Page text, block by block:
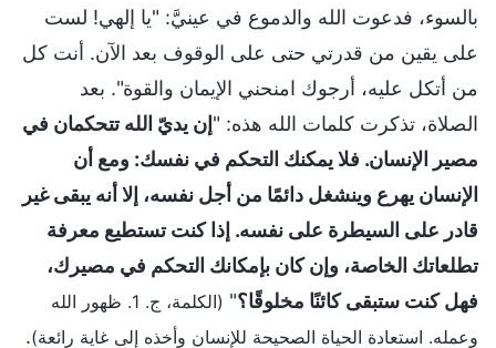
بالسوء، فدعوت الله والدموع في عينيَّ: "يا إلهي! لست
على يقين من قدرتي حتى على الوقوف بعد الآن. أنت كل
من أتكل عليه، أرجوك امنحني الإيمان والقوة". بعد
الصلاة، تذكرت كلمات الله هذه: "إن يديّ الله تتحكمان في
مصير الإنسان. فلا يمكنك التحكم في نفسك: ومع أن
الإنسان يهرع وينشغل دائمًا من أجل نفسه، إلا أنه يبقى غير
قادر على السيطرة على نفسه. إذا كنت تستطيع معرفة
تطلعاتك الخاصة، وإن كان بإمكانك التحكم في مصيرك،
فهل كنت ستبقى كائنًا مخلوقًا؟"
(الكلمة، ج. 1. ظهور الله
وعمله. استعادة الحياة الصحيحة للإنسان وأخذه إلى غاية رائعة).